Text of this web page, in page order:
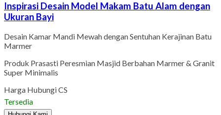
Inspirasi Desain Model Makam Batu Alam dengan
Ukuran Bayi
Desain Kamar Mandi Mewah dengan Sentuhan Kerajinan Batu
Marmer
Produk Prasasti Peresmian Masjid Berbahan Marmer & Granit
Super Minimalis
Harga Hubungi CS
Tersedia